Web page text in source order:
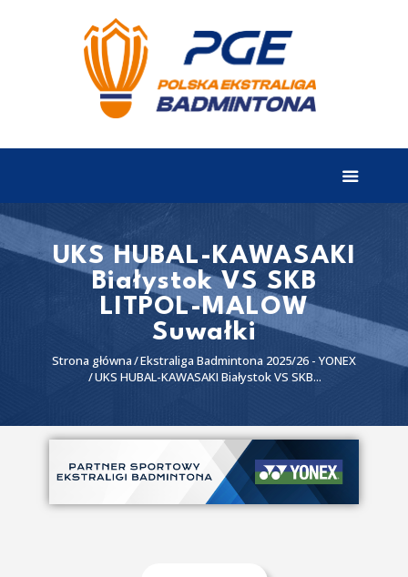
UKS HUBAL-KAWASAKI
Białystok VS SKB
LITPOL-MALOW
Suwałki
Strona główna Ekstraliga Badmintona 2025/26 - YONEX
UKS HUBAL-KAWASAKI Białystok VS SKB...
EKSTRALIGA
Aktualności
Wyniki
Terminarz
Partnerzy
I liga
II liga